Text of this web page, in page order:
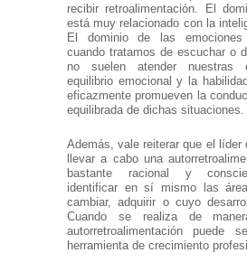
recibir retroalimentación. El
está muy relacionado con la
El dominio de las emociones
cuando tratamos de escuchar o
no suelen atender nuestras
equilibrio emocional y la
eficazmente promueven la
equilibrada de dichas situaciones.
Además, vale reiterar que el líder
llevar a cabo una
bastante racional y
identificar en sí mismo las
cambiar, adquirir o cuyo
Cuando se realiza de
autorretroalimentación puede
herramienta de crecimiento